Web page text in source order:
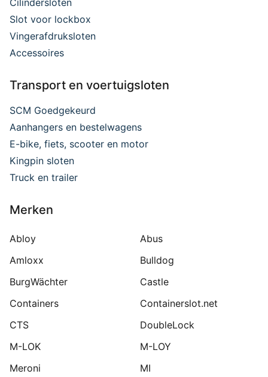
Cilindersloten
Slot voor lockbox
Vingerafdruksloten
Accessoires
Transport en voertuigsloten
SCM Goedgekeurd
Aanhangers en bestelwagens
E-bike, fiets, scooter en motor
Kingpin sloten
Truck en trailer
Merken
Abloy
Abus
Amloxx
Bulldog
BurgWächter
Castle
Containers
Containerslot.net
CTS
DoubleLock
M-LOK
M-LOY
Meroni
MI